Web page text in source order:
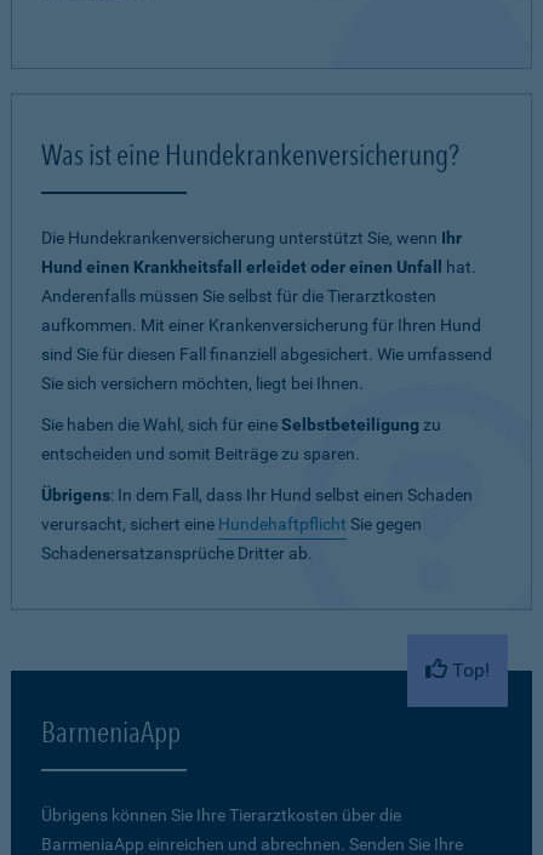
Was ist eine Hundekrankenversicherung?
Die Hundekrankenversicherung unterstützt Sie, wenn Ihr
Hund einen Krankheitsfall erleidet oder einen Unfall
hat.
Anderenfalls müssen Sie selbst für die Tierarztkosten
aufkommen. Mit einer Krankenversicherung für Ihren Hund
sind Sie für diesen Fall finanziell abgesichert. Wie umfassend
Sie sich versichern möchten, liegt bei Ihnen.
Sie haben die Wahl, sich für eineSelbstbeteiligung zu
entscheiden und somit Beiträge zu sparen.
Übrigens: In dem Fall, dass Ihr Hund selbst einen Schaden
verursacht, sichert eine Hundehaftpflicht Sie gegen
Schadenersatzansprüche Dritter ab.
Top!
BarmeniaApp
Übrigens können Sie Ihre Tierarztkosten über die
BarmeniaApp einreichen und abrechnen. Senden Sie Ihre